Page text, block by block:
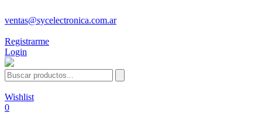
ventas@sycelectronica.com.ar
Registrarme
Login
Wishlist
0